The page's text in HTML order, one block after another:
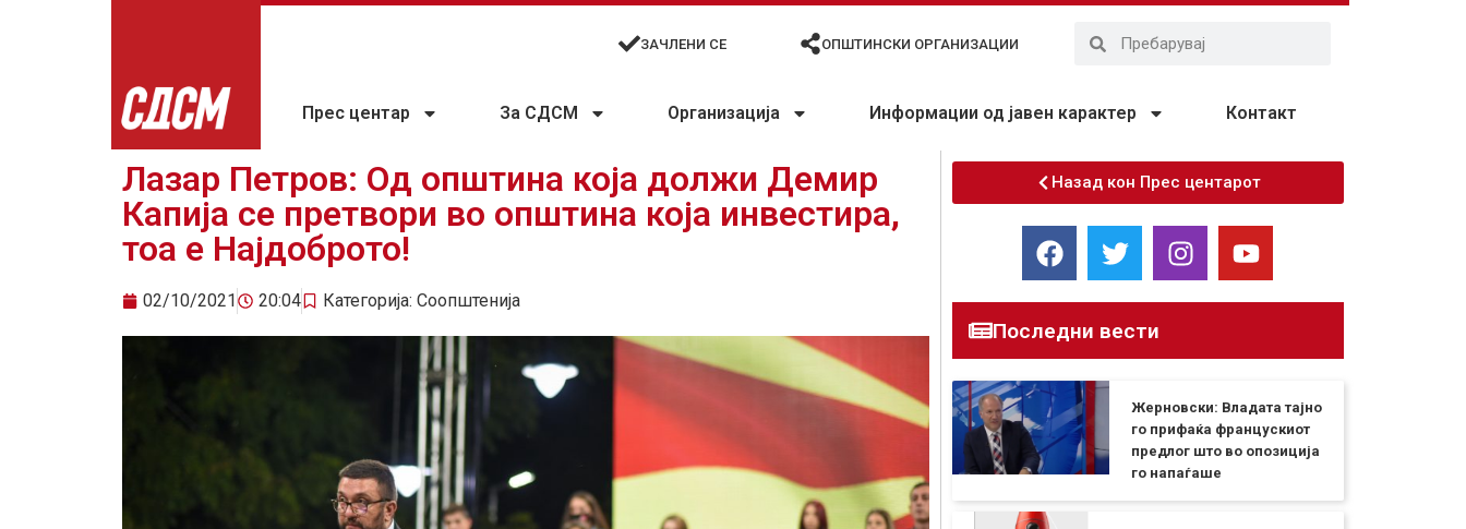
ЗАЧЛЕНИ СЕ ОПШТИНСКИ ОРГАНИЗАЦИИ
Прес центар За СДСМ Организација Информации од јавен карактер Контакт
Лазар Петров: Од општина која должи Демир
Капија се претвори во општина која инвестира,
тоа е Најдоброто!
02/10/2021 20:04 Категорија: Соопштенија
Назад кон Прес центарот
Последни вести
Жерновски: Владата тајно
го прифаќа францускиот
предлог што во опозиција
го напаѓаше